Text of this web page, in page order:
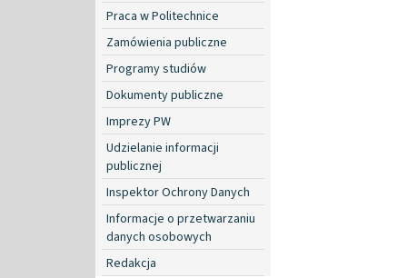
Praca w Politechnice
Zamówienia publiczne
Programy studiów
Dokumenty publiczne
Imprezy PW
Udzielanie informacji
publicznej
Inspektor Ochrony Danych
Informacje o przetwarzaniu
danych osobowych
Redakcja